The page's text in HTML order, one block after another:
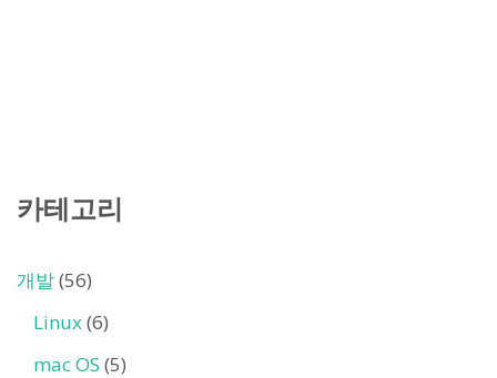
카테고리
개발(56)
Linux(6)
mac OS (5)